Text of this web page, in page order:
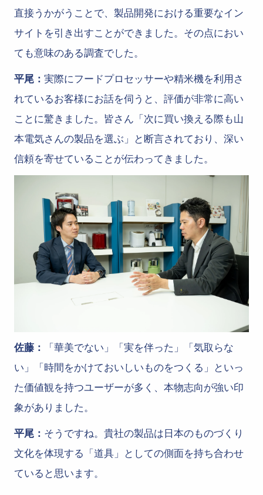
直接うかがうことで、製品開発における重要なイン
サイトを引き出すことができました。その点におい
ても意味のある調査でした。
平尾： 実際にフードプロセッサーや精米機を利用さ
れているお客様にお話を伺うと、評価が非常に高い
ことに驚きました。皆さん「次に買い換える際も山
本電気さんの製品を選ぶ」と断言されており、深い
信頼を寄せていることが伝わってきました。
佐藤：
「華美でない」「実を伴った」「気取らな
い」「時間をかけておいしいものをつくる」といっ
た価値観を持つユーザーが多く、本物志向が強い印
象がありました。
平尾： そうですね。貴社の製品は日本のものづくり
文化を体現する「道具」としての側面を持ち合わせ
ていると思います。